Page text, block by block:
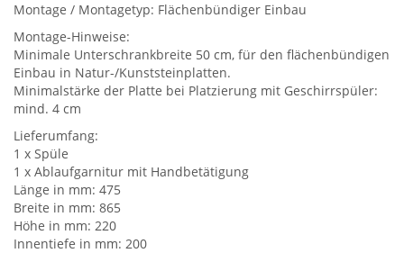
Montage / Montagetyp: Flächenbündiger Einbau
Montage-Hinweise:
Minimale Unterschrankbreite 50 cm, für den flächenbündigen
Einbau in Natur-/Kunststeinplatten.
Minimalstärke der Platte bei Platzierung mit Geschirrspüler:
mind. 4 cm
Lieferumfang:
1 x Spüle
1 x Ablaufgarnitur mit Handbetätigung
Länge in mm: 475
Breite in mm: 865
Höhe in mm: 220
Innentiefe in mm: 200